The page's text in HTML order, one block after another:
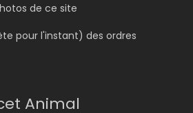
de ce site
pour l'instant) des ordres
Animal